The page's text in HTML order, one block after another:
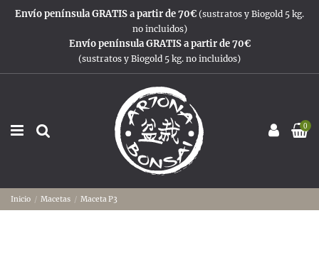
Envío península GRATIS a partir de 70€ (sustratos y Biogold 5 kg.
no incluidos)
Envío península GRATIS a partir de 70€
(sustratos y Biogold 5 kg. no incluidos)
0
Inicio Macetas Maceta P3